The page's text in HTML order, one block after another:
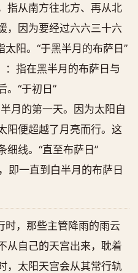
指从南方往北方、再从北
，因为要经过六六三十六
太阳。“于黑半月的布萨日”
指在黑半月的布萨日与
。“于初日”
月的第一天。因为太阳自
阳便超越了月亮而行。这
细线。“直至布萨日”
即一直到白半月的布萨日
时，那些主管降雨的雨云
从自己的天宫出来，耽着
，太阳天宫会从其常行轨